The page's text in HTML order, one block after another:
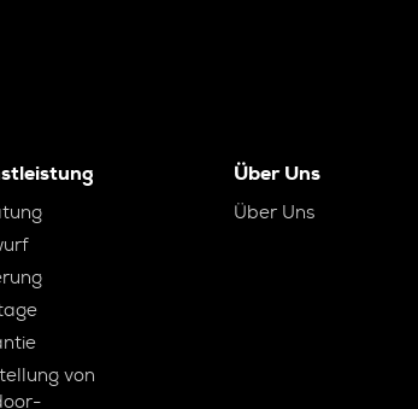
von
Über Uns
Über Uns